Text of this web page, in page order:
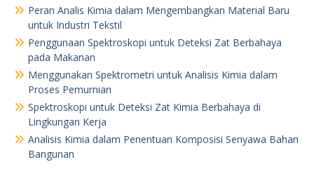
Peran Analis Kimia dalam Mengembangkan Material Baru
untuk Industri Tekstil
Penggunaan Spektroskopi untuk Deteksi Zat Berbahaya
pada Makanan
Menggunakan Spektrometri untuk Analisis Kimia dalam
Proses Pemurnian
Spektroskopi untuk Deteksi Zat Kimia Berbahaya di
Lingkungan Kerja
Analisis Kimia dalam Penentuan Komposisi Senyawa Bahan
Bangunan